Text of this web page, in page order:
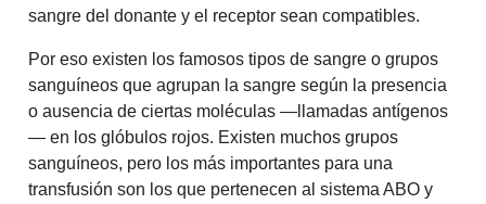
sangre del donante y el receptor sean compatibles.
Por eso existen los famosos tipos de sangre o grupos
sanguíneos que agrupan la sangre según la presencia
o ausencia de ciertas moléculas —llamadas antígenos
— en los glóbulos rojos. Existen muchos grupos
sanguíneos, pero los más importantes para una
transfusión son los que pertenecen al sistema ABO y